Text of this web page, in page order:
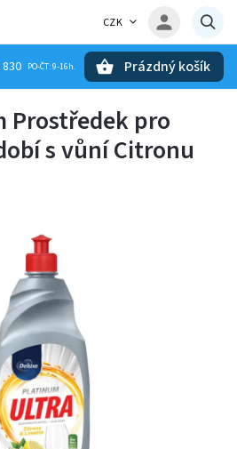
CZK
Prázdný košík
Prostředek pro
s vůní Citronu